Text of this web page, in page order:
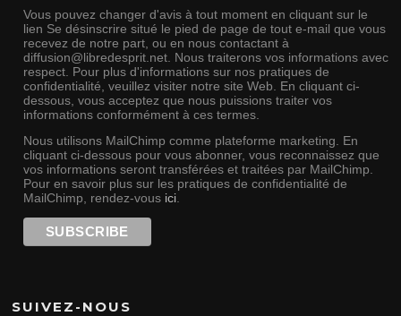
Vous pouvez changer d'avis à tout moment en cliquant sur le
lien Se désinscrire situé le pied de page de tout e-mail que vous
recevez de notre part, ou en nous contactant à
diffusion@libredesprit.net. Nous traiterons vos informations avec
respect. Pour plus d'informations sur nos pratiques de
confidentialité, veuillez visiter notre site Web. En cliquant ci-
dessous, vous acceptez que nous puissions traiter vos
informations conformément à ces termes.
Nous utilisons MailChimp comme plateforme marketing. En
cliquant ci-dessous pour vous abonner, vous reconnaissez que
vos informations seront transférées et traitées par MailChimp.
Pour en savoir plus sur les pratiques de confidentialité de
MailChimp, rendez-vous ici.
SUIVEZ-NOUS